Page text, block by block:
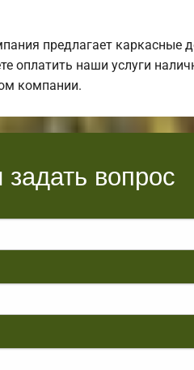
предлагает каркасные
оплатить наши услуги
компании.
вопрос